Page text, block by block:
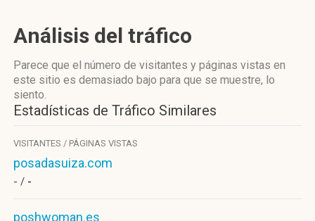
Análisis del tráfico
Parece que el número de visitantes y páginas vistas en
este sitio es demasiado bajo para que se muestre, lo
siento.
Estadísticas de Tráfico Similares
VISITANTES / PÁGINAS VISTAS
posadasuiza.com
- / -
poshwoman.es